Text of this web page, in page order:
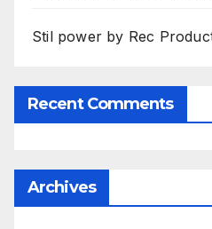
Stil power by Rec
Recent Comments
Archives